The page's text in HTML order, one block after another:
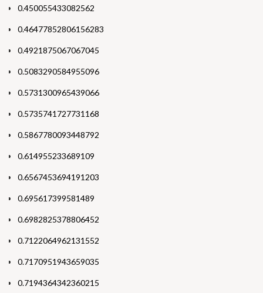
0.450055433082562
0.46477852806156283
0.4921875067067045
0.5083290584955096
0.5731300965439066
0.5735741727731168
0.5867780093448792
0.614955233689109
0.6567453694191203
0.695617399581489
0.6982825378806452
0.7122064962131552
0.7170951943659035
0.7194364342360215